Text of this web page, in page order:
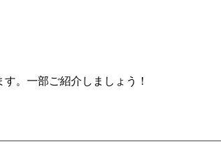
。一部ご紹介しましょう！